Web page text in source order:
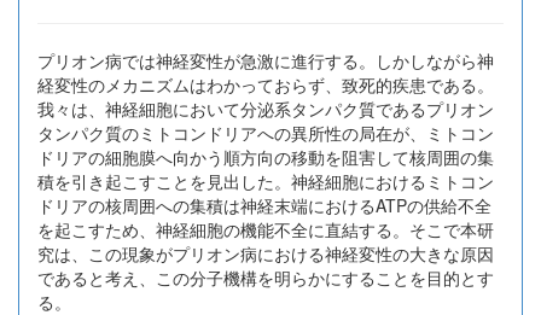
プリオン病では神経変性が急激に進行する。しかしながら神
経変性のメカニズムはわかっておらず、致死的疾患である。
我々は、神経細胞において分泌系タンパク質であるプリオン
タンパク質のミトコンドリアへの異所性の局在が、ミトコン
ドリアの細胞膜へ向かう順方向の移動を阻害して核周囲の集
積を引き起こすことを見出した。神経細胞におけるミトコン
ドリアの核周囲への集積は神経末端におけるATPの供給不全
を起こすため、神経細胞の機能不全に直結する。そこで本研
究は、この現象がプリオン病における神経変性の大きな原因
であると考え、この分子機構を明らかにすることを目的とす
る。